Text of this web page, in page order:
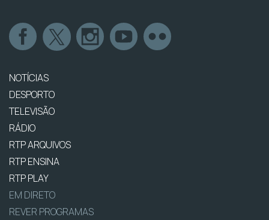
NOTÍCIAS
DESPORTO
TELEVISÃO
RÁDIO
RTP ARQUIVOS
RTP ENSINA
RTP PLAY
EM DIRETO
REVER PROGRAMAS